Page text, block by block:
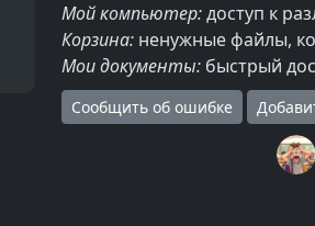
Мой компьютер:доступ к
Корзина: ненужные файлы,
Мои документы: быстрый
Сообщить об ошибке